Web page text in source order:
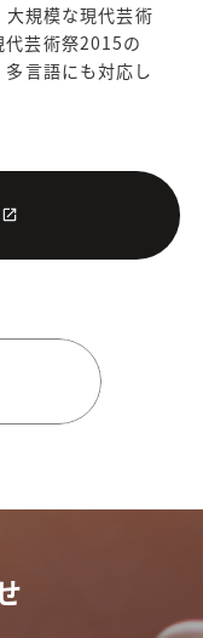
規模な現代芸術
代芸術祭2015の
言語にも対応し
launch